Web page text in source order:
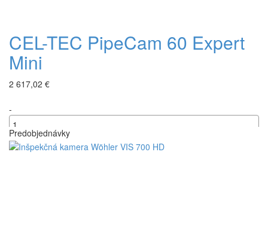
CEL-TEC PipeCam 60 Expert
Mini
2 617,02 €
-
+
Predobjednávky